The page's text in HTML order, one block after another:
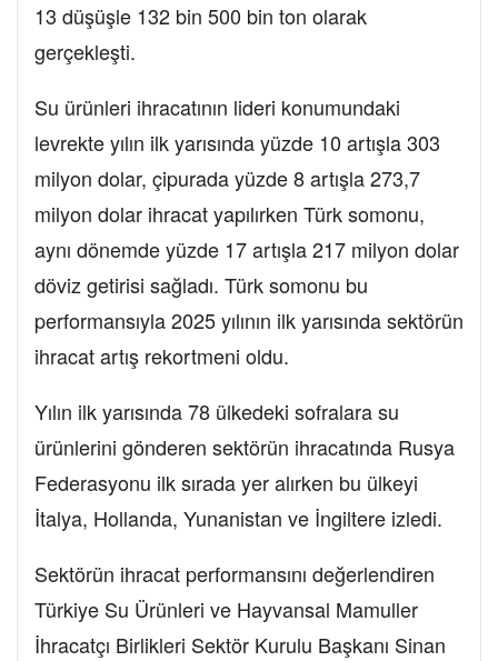
13 düşüşle 132 bin 500 bin ton olarak
gerçekleşti.
Su ürünleri ihracatının lideri konumundaki
levrekte yılın ilk yarısında yüzde 10 artışla 303
milyon dolar, çipurada yüzde 8 artışla 273,7
milyon dolar ihracat yapılırken Türk somonu,
aynı dönemde yüzde 17 artışla 217 milyon dolar
döviz getirisi sağladı. Türk somonu bu
performansıyla 2025 yılının ilk yarısında sektörün
ihracat artış rekortmeni oldu.
Yılın ilk yarısında 78 ülkedeki sofralara su
ürünlerini gönderen sektörün ihracatında Rusya
Federasyonu ilk sırada yer alırken bu ülkeyi
İtalya, Hollanda, Yunanistan ve İngiltere izledi.
Sektörün ihracat performansını değerlendiren
Türkiye Su Ürünleri ve Hayvansal Mamuller
İhracatçı Birlikleri Sektör Kurulu Başkanı Sinan